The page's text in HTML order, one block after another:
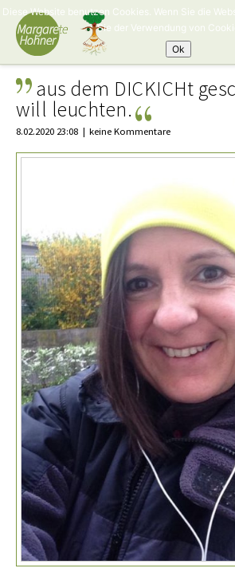
aus dem DICKICHt
will leuchten.
8.02.2020 23:08 keine Kommentare
Diese Website benutzen Cookies. Wenn Sie die
Sie der Verwendung von
Ok